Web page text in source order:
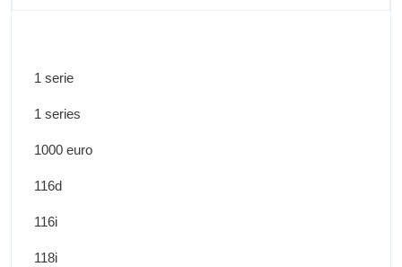
1 serie
1 series
1000 euro
116d
116i
118i